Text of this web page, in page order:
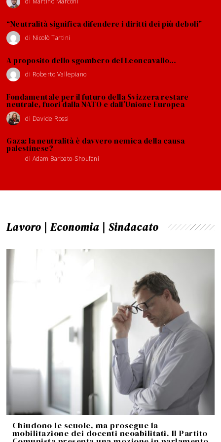
“Neutralità significa difendere i diritti dei più deboli”
di Nicolò Tartini
A proposito dello sgombero del Leoncavallo…
di Roberto Vallepiano
Fondamentale per il futuro della Svizzera restare
neutrale, fuori dalla NATO e dall’Unione Europea
di Davide Rossi
Gaza: la neutralità è davvero nemica della causa
palestinese?
di Adam Barbato-Shoufani
Lavoro | Economia | Sindacato
Chiudono le scuole, ma prosegue la
mobilitazione dei docenti neoabilitati. Il Partito